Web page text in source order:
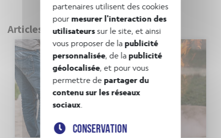
Articles récents
partenaires utilisent des cookies
pourmesurer l'interaction des
utilisateurssur le site, et ainsi
vous proposer de lapublicité
personnalisée, de lapublicité
géolocalisée, et pour vous
permettre de partager du
contenu sur les réseaux
sociaux
CONSERVATION